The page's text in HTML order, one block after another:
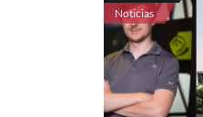
Noticias